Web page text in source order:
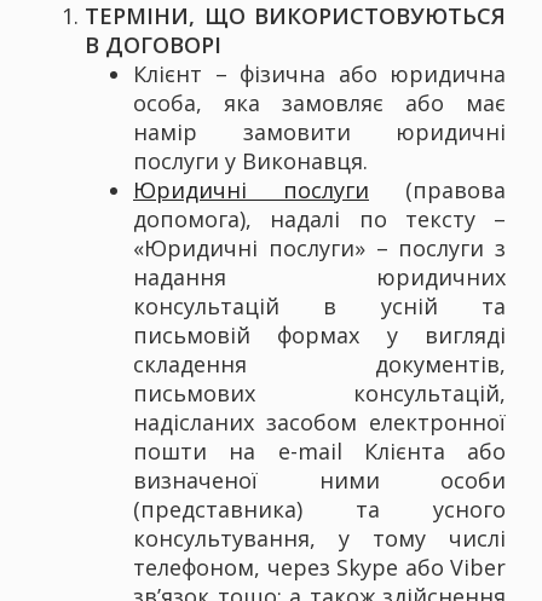
ТЕРМІНИ, ЩО ВИКОРИСТОВУЮТЬСЯ
В ДОГОВОРІ
Клієнт – фізична або юридична
особа, яка замовляє або має
намір замовити юридичні
послуги у Виконавця.
Юридичні послуги (правова
допомога), надалі по тексту –
«Юридичні послуги» – послуги з
надання юридичних
консультацій в усній та
письмовій формах у вигляді
складення документів,
письмових консультацій,
надісланих засобом електронної
пошти на е-mail Клієнта або
визначеної ними особи
(представника) та усного
консультування, у тому числі
телефоном, через Skype або Viber